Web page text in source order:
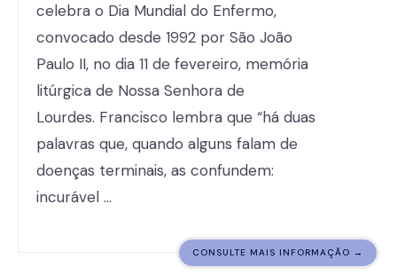
celebra o Dia Mundial do Enfermo,
convocado desde 1992 por São João
Paulo II, no dia 11 de fevereiro, memória
litúrgica de Nossa Senhora de
Lourdes. Francisco lembra que “há duas
palavras que, quando alguns falam de
doenças terminais, as confundem:
incurável …
CONSULTE MAIS INFORMAÇÃO →